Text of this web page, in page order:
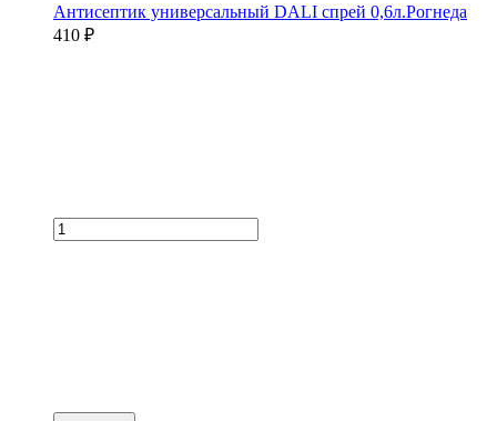
Антисептик универсальный DALI спрей 0,6л.Рогнеда
410 ₽